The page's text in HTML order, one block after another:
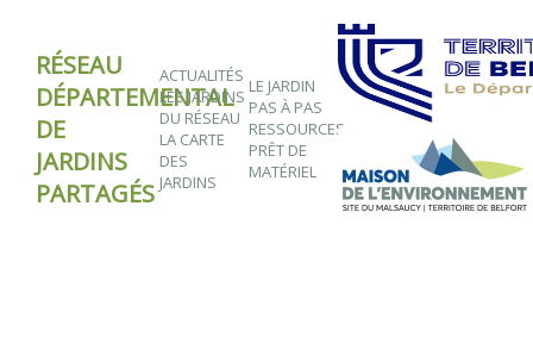
RÉSEAU
DÉPARTEMENTAL
DE
JARDINS
PARTAGÉS
ACTUALITÉS
LES JARDINS
DU RÉSEAU
LA CARTE
DES
JARDINS
LE JARDIN
PAS À PAS
RESSOURCES
PRÊT DE
MATÉRIEL